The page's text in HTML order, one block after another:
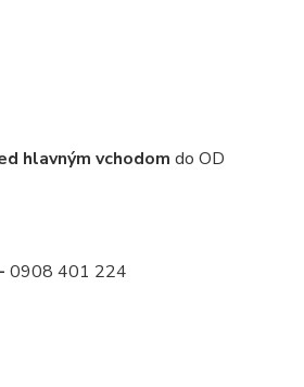
hlavným vchodom do OD
0908 401 224